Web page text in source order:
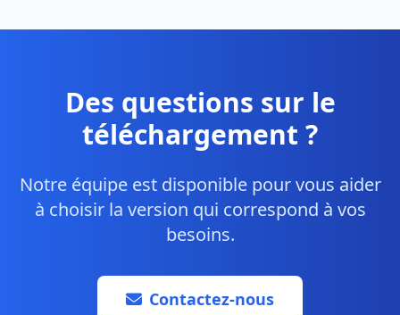
Des questions sur le
téléchargement ?
Notre équipe est disponible pour vous aider
à choisir la version qui correspond à vos
besoins.
Contactez-nous